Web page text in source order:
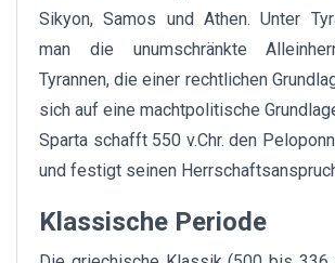
Sikyon, Samos und Athen. Unter
man die unumschränkte
Tyrannen, die einer rechtlichen
sich auf eine machtpolitische
Sparta schafft 550 v.Chr. den
und festigt seinen
Klassische Periode